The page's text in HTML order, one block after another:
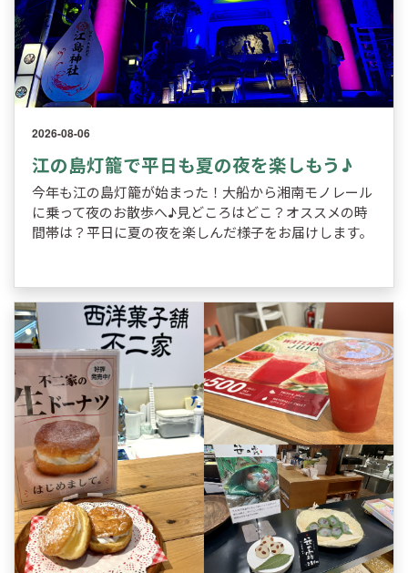
2026-08-06
江の島灯籠で平日も夏の夜を楽しもう♪
今年も江の島灯籠が始まった！大船から湘南モノレール
に乗って夜のお散歩へ♪見どころはどこ？オススメの時
間帯は？平日に夏の夜を楽しんだ様子をお届けします。